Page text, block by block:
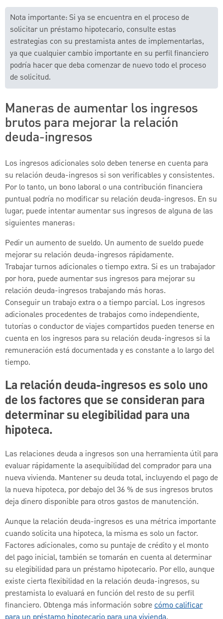
Nota importante: Si ya se encuentra en el proceso de
solicitar un préstamo hipotecario, consulte estas
estrategias con su prestamista antes de implementarlas,
ya que cualquier cambio importante en su perfil financiero
podría hacer que deba comenzar de nuevo todo el proceso
de solicitud.
Maneras de aumentar los ingresos
brutos para mejorar la relación
deuda-ingresos
Los ingresos adicionales solo deben tenerse en cuenta para
su relación deuda-ingresos si son verificables y consistentes.
Por lo tanto, un bono laboral o una contribución financiera
puntual podría no modificar su relación deuda-ingresos. En su
lugar, puede intentar aumentar sus ingresos de alguna de las
siguientes maneras:
Pedir un aumento de sueldo. Un aumento de sueldo puede
mejorar su relación deuda-ingresos rápidamente.
Trabajar turnos adicionales o tiempo extra. Si es un trabajador
por hora, puede aumentar sus ingresos para mejorar su
relación deuda-ingresos trabajando más horas.
Conseguir un trabajo extra o a tiempo parcial. Los ingresos
adicionales procedentes de trabajos como independiente,
tutorías o conductor de viajes compartidos pueden tenerse en
cuenta en los ingresos para su relación deuda-ingresos si la
remuneración está documentada y es constante a lo largo del
tiempo.
La relación deuda-ingresos es solo uno
de los factores que se consideran para
determinar su elegibilidad para una
hipoteca.
Las relaciones deuda a ingresos son una herramienta útil para
evaluar rápidamente la asequibilidad del comprador para una
nueva vivienda. Mantener su deuda total, incluyendo el pago de
la nueva hipoteca, por debajo del 36 % de sus ingresos brutos
deja dinero disponible para otros gastos de manutención.
Aunque la relación deuda-ingresos es una métrica importante
cuando solicita una hipoteca, la misma es solo un factor.
Factores adicionales, como su puntaje de crédito y el monto
del pago inicial, también se tomarán en cuenta al determinar
su elegibilidad para un préstamo hipotecario. Por ello, aunque
existe cierta flexibilidad en la relación deuda-ingresos, su
prestamista lo evaluará en función del resto de su perfil
financiero. Obtenga más información sobrecómo calificar